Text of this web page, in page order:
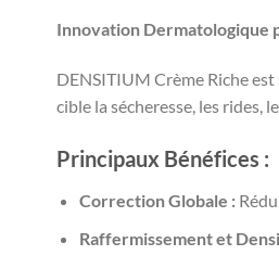
Innovation Dermatologique
DENSITIUM Crème Riche
cible la sécheresse, les rides,
Principaux Bénéfices :
Correction Globale :
Raffermissement et